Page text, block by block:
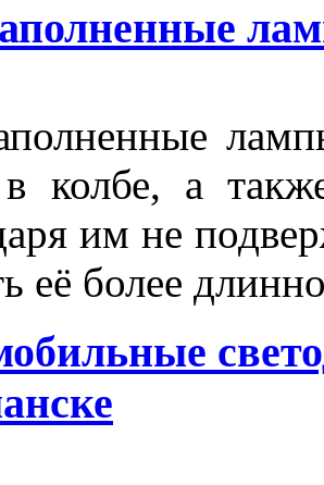
в колбе, а
им не
её более